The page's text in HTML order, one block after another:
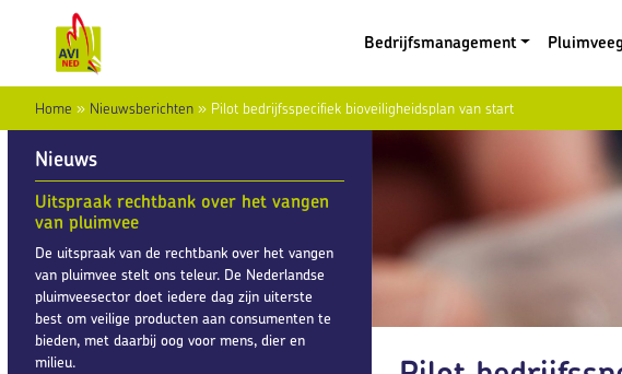
Bedrijfsmanagement
Home » Nieuwsberichten » Pilot bedrijfsspecifiek bioveiligheidsplan van start
Nieuws
Uitspraak rechtbank over het vangen
van pluimvee
De uitspraak van de rechtbank over het vangen
van pluimvee stelt ons teleur. De Nederlandse
pluimveesector doet iedere dag zijn uiterste
best om veilige producten aan consumenten te
bieden, met daarbij oog voor mens, dier en
milieu.